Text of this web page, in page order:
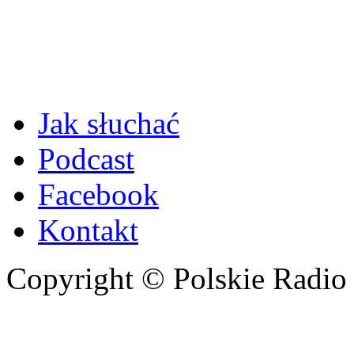
Jak słuchać
Podcast
Facebook
Kontakt
Copyright © Polskie